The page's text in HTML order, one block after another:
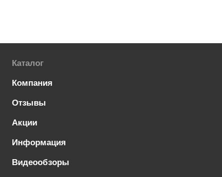
Каталог
Компания
Отзывы
Акции
Информация
Видеообзоры